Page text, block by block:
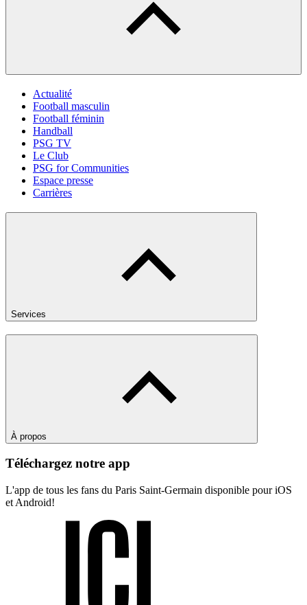
Actualité
Football masculin
Football féminin
Handball
PSG TV
Le Club
PSG for Communities
Espace presse
Carrières
Services
À propos
Téléchargez notre app
L'app de tous les fans du Paris Saint-Germain disponible pour iOS
et Android!